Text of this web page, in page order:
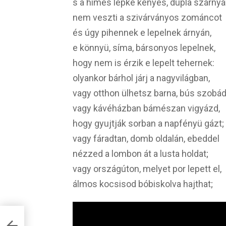
s a hímes lepke kényes, dupla
nem veszti a szivárványos zománcot
és úgy pihennek e lepelnek árnyán,
e könnyü, síma, bársonyos lepelnek,
hogy nem is érzik e lepelt tehernek:
olyankor bárhol járj a nagyvilágban,
vagy otthon ülhetsz barna, bús
vagy kávéházban bámészan vigyázd,
hogy gyujtják sorban a napfényü gázt;
vagy fáradtan, domb oldalán, ebeddel
nézzed a lombon át a lusta holdat;
vagy országúton, melyet por lepett el,
álmos kocsisod bóbiskolva hajthat;